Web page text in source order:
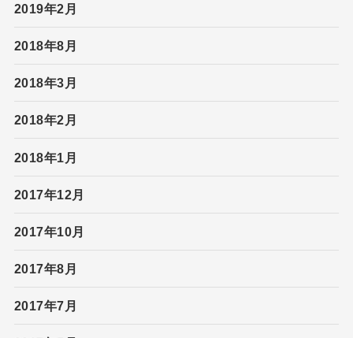
2019年2月
2018年8月
2018年3月
2018年2月
2018年1月
2017年12月
2017年10月
2017年8月
2017年7月